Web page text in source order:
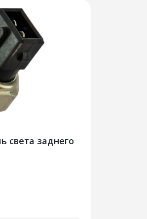
света заднего